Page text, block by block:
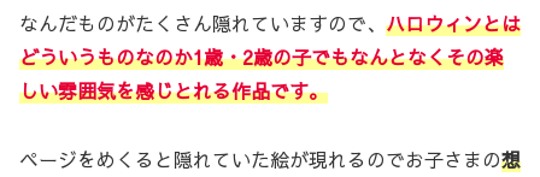
なんだものがたくさん隠れていますので、 ハロウィンとは
どういうものなのか1歳・2歳の子でもなんとなくその楽
しい雰囲気を感じとれる作品です。
ページをめくると隠れていた絵が現れるのでお子さまの想